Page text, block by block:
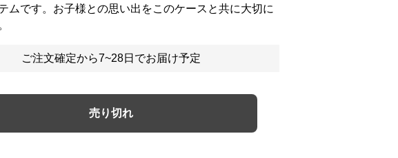
ムです。お子様との思い出をこのケースと共に大切に
ご注文確定から7~28日でお届け予定
売り切れ